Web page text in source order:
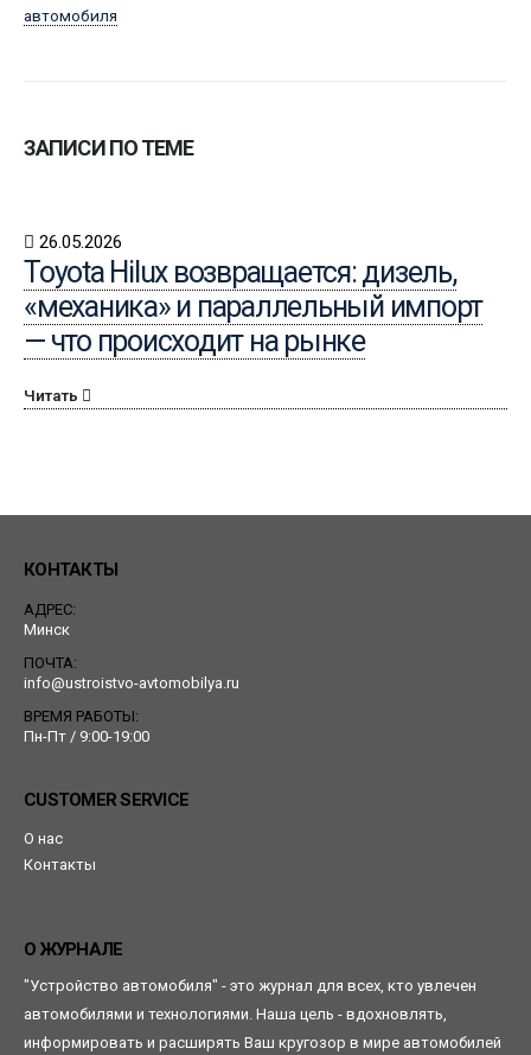
автомобиля
ЗАПИСИ ПО ТЕМЕ
26.05.2026
Toyota Hilux возвращается: дизель,
«механика» и параллельный импорт
— что происходит на рынке
Читать
КОНТАКТЫ
АДРЕС:
Минск
ПОЧТА:
info@ustroistvo-avtomobilya.ru
ВРЕМЯ РАБОТЫ:
Пн-Пт / 9:00-19:00
CUSTOMER SERVICE
О нас
Контакты
О ЖУРНАЛЕ
"Устройство автомобиля" - это журнал для всех, кто увлечен
автомобилями и технологиями. Наша цель - вдохновлять,
информировать и расширять Ваш кругозор в мире автомобилей